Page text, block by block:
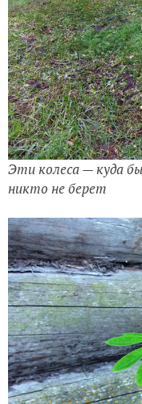
Эти колеса — куда
никто не берет